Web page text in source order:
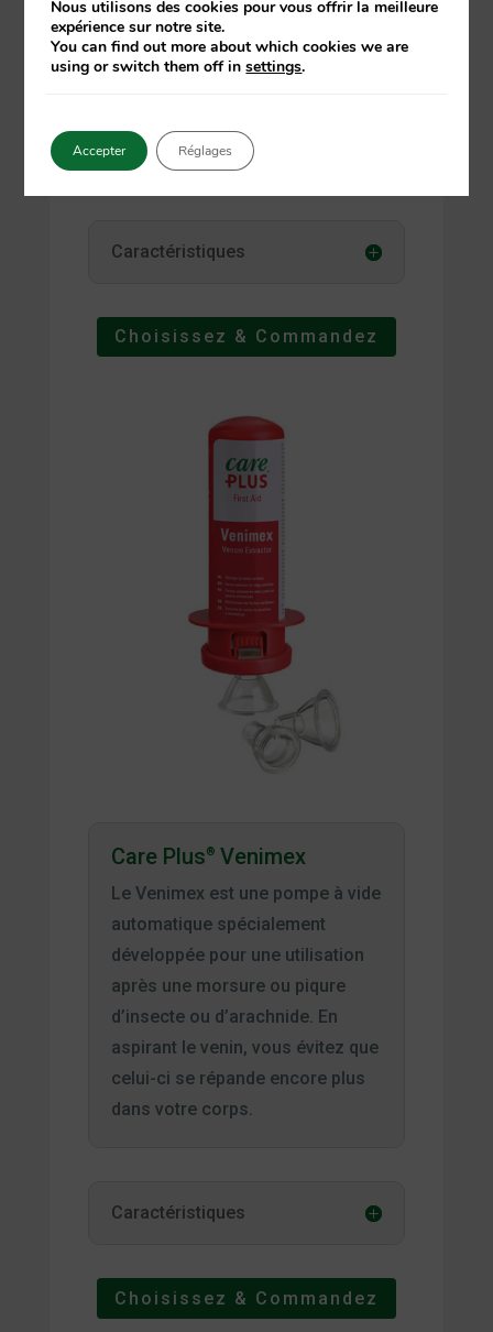
tique. Cet appareil pratique peu
atténuer les démangeaisons et le
En quelques minutes.
Caractéristiques
Choisissez & Commandez
Care Plus®Venimex
Le Venimex est une pompe à vide
automatique spécialement
développée pour une utilisation
après une morsure ou piqure
d’insecte ou d’arachnide. En
aspirant le venin, vous évitez que
celui-ci se répande encore plus
dans votre corps.
Caractéristiques
Choisissez & Commandez
Nous utilisons des cookies pour vous offrir la meilleure
expérience sur notre site.
You can find out more about which cookies we are
using or switch them off insettings.
Accepter Réglages